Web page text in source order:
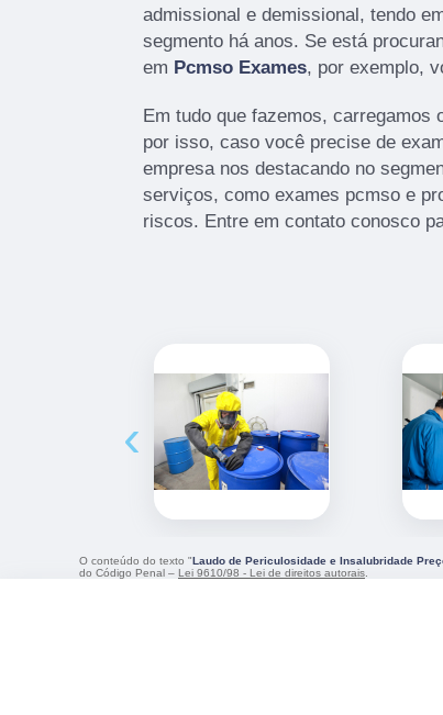
admissional e demissional, tendo
segmento há anos. Se está
em Pcmso Exames, por exemplo,
Em tudo que fazemos, carregamos
por isso, caso você precise de
empresa nos destacando no
serviços, como exames pcmso e
riscos. Entre em contato conosco
‹
O conteúdo do texto "Laudo de Periculosidade e Insalubridade
do Código Penal – Lei 9610/98 - Lei de direitos autorais